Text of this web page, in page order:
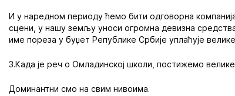
И у наредном периоду ћемо бити одговорна
сцени, у нашу земљу уноси огромна девизна
име пореза у буџет Републике Србије уплаћује
3.Када је реч о Омладинској школи, постижемо
Доминантни смо на свим нивоима.